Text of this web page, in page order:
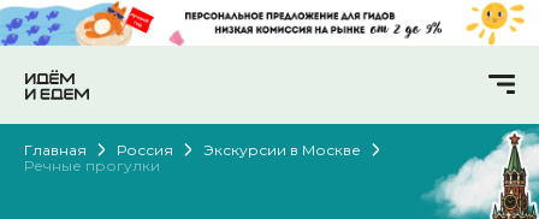
Главная Россия
Экскурсии в Москве
Речные прогулки